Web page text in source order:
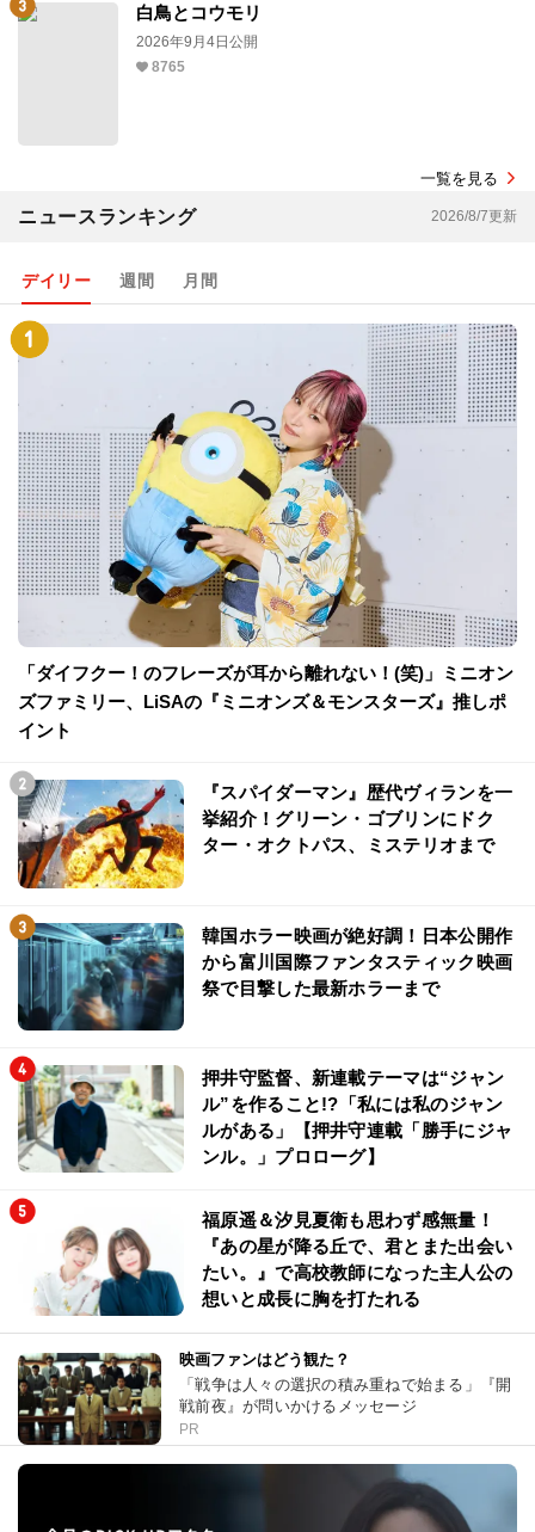
白鳥とコウモリ
2026年9月4日公開
8765
一覧を見る
ニュースランキング 2026/8/7更新
デイリー 週間 月間
「ダイフクー！のフレーズが耳から離れない！(笑)」ミニオン
ズファミリー、LiSAの『ミニオンズ＆モンスターズ』推しポ
イント
『スパイダーマン』歴代ヴィランを一
挙紹介！グリーン・ゴブリンにドク
ター・オクトパス、ミステリオまで
韓国ホラー映画が絶好調！日本公開作
から富川国際ファンタスティック映画
祭で目撃した最新ホラーまで
押井守監督、新連載テーマは“ジャン
ル”を作ること!?「私には私のジャン
ルがある」【押井守連載「勝手にジャ
ンル。」プロローグ】
福原遥＆汐見夏衛も思わず感無量！
『あの星が降る丘で、君とまた出会い
たい。』で高校教師になった主人公の
想いと成長に胸を打たれる
映画ファンはどう観た？
「戦争は人々の選択の積み重ねで始まる」『開
戦前夜』が問いかけるメッセージ
PR